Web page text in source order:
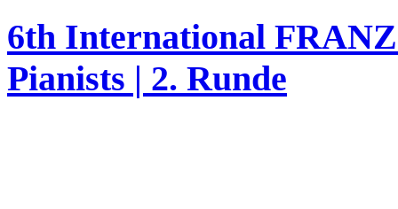
6th International
Pianists | 2. Runde